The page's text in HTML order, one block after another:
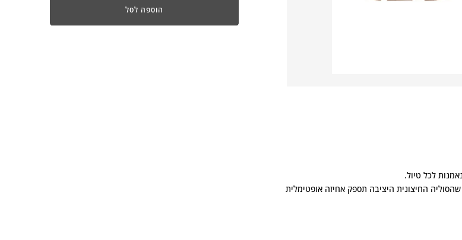
הוספה לסל
החיצונית היציבה תספק אחיזה אופטימלית